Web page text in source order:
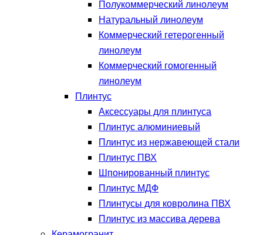
Полукоммерческий линолеум
Натуральный линолеум
Коммерческий гетерогенный
линолеум
Коммерческий гомогенный
линолеум
Плинтус
Аксессуары для плинтуса
Плинтус алюминиевый
Плинтус из нержавеющей стали
Плинтус ПВХ
Шпонированный плинтус
Плинтус МДФ
Плинтусы для ковролина ПВХ
Плинтус из массива дерева